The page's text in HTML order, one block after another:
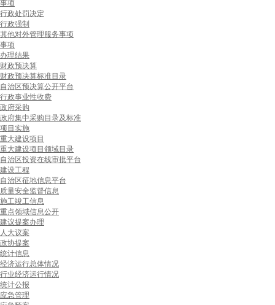
事项
行政处罚决定
行政强制
其他对外管理服务事项
事项
办理结果
财政预决算
财政预决算标准目录
自治区预决算公开平台
行政事业性收费
政府采购
政府集中采购目录及标准
项目实施
重大建设项目
重大建设项目领域目录
自治区投资在线审批平台
建设工程
自治区征地信息平台
质量安全监督信息
施工竣工信息
重点领域信息公开
建议提案办理
人大议案
政协提案
统计信息
经济运行总体情况
行业经济运行情况
统计公报
应急管理